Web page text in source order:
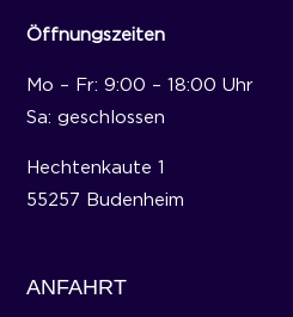
Öffnungszeiten
Mo – Fr: 9:00 – 18:00 Uhr
Sa: geschlossen
Hechtenkaute 1
55257 Budenheim
ANFAHRT